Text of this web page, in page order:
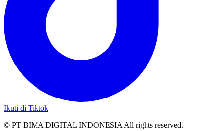
Ikuti di Tiktok
© PT BIMA DIGITAL INDONESIA All rights reserved.